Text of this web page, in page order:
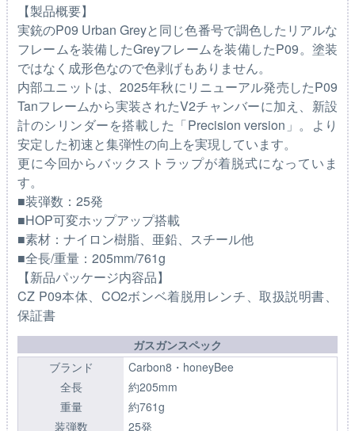
【製品概要】
実銃のP09 Urban Greyと同じ色番号で調色したリアルな
フレームを装備したGreyフレームを装備したP09。塗装
ではなく成形色なので色剥げもありません。
内部ユニットは、2025年秋にリニューアル発売したP09
Tanフレームから実装されたV2チャンバーに加え、新設
計のシリンダーを搭載した「Precision version」。より
安定した初速と集弾性の向上を実現しています。
更に今回からバックストラップが着脱式になっていま
す。
■装弾数：25発
■HOP可変ホップアップ搭載
■素材：ナイロン樹脂、亜鉛、スチール他
■全長/重量：205mm/761g
【新品パッケージ内容品】
CZ P09本体、CO2ボンベ着脱用レンチ、取扱説明書、
保証書
ガスガンスペック
ブランド
Carbon8・honeyBee
全長
約205mm
重量
約761g
装弾数
25発